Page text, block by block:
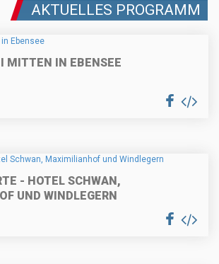
AKTUELLES PROGRAMM
MITTEN IN EBENSEE
- HOTEL SCHWAN,
UND WINDLEGERN